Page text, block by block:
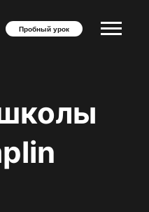
Пробный урок